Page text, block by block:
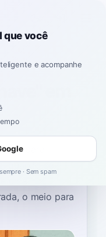
›chave
em
para
quando se
o meio para
que você
e acompanhe
· Sem spam